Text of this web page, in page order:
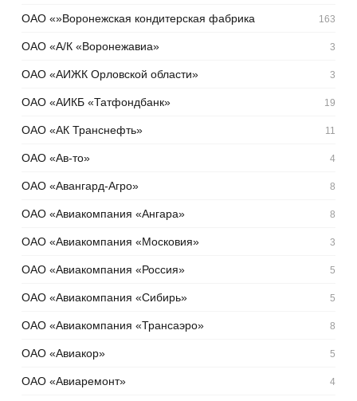
ОАО «»Воронежская кондитерская фабрика 163
ОАО «А/К «Воронежавиа» 3
ОАО «АИЖК Орловской области» 3
ОАО «АИКБ «Татфондбанк» 19
ОАО «АК Транснефть» 11
ОАО «Ав-то» 4
ОАО «Авангард-Агро» 8
ОАО «Авиакомпания «Ангара» 8
ОАО «Авиакомпания «Московия» 3
ОАО «Авиакомпания «Россия» 5
ОАО «Авиакомпания «Сибирь» 5
ОАО «Авиакомпания «Трансаэро» 8
ОАО «Авиакор» 5
ОАО «Авиаремонт» 4